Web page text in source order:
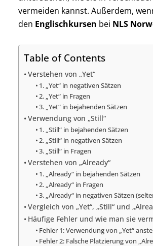
vermeiden kannst. Außerdem,
den Englischkursen bei NLS
Table of Contents
Verstehen von „Yet“
1. „Yet“ in negativen Sätzen
2. „Yet“ in Fragen
3. „Yet“ in bejahenden Sätzen
Verwendung von „Still“
1. „Still“ in bejahenden Sätzen
2. „Still“ in negativen Sätzen
3. „Still“ in Fragen
Verstehen von „Already“
1. „Already“ in bejahenden Sätzen
2. „Already“ in Fragen
3. „Already“ in negativen Sätzen
Vergleich von „Yet“, „Still“ und
Häufige Fehler und wie man sie
Fehler 1: Verwendung von „Yet“
Fehler 2: Falsche Platzierung von